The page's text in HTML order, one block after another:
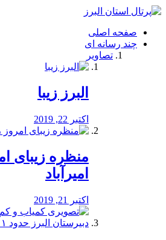
فصد
شرق
تهران
خشکشویی
صفحه اصلی
چند رسانه ای
تصاویر
البرز زیبا
اکتبر 22, 2019
منظره‌‌ زیبای
امیرآباد
اکتبر 21, 2019